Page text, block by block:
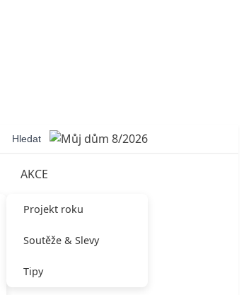
AKCE
Projekt roku
Soutěže & Slevy
Tipy